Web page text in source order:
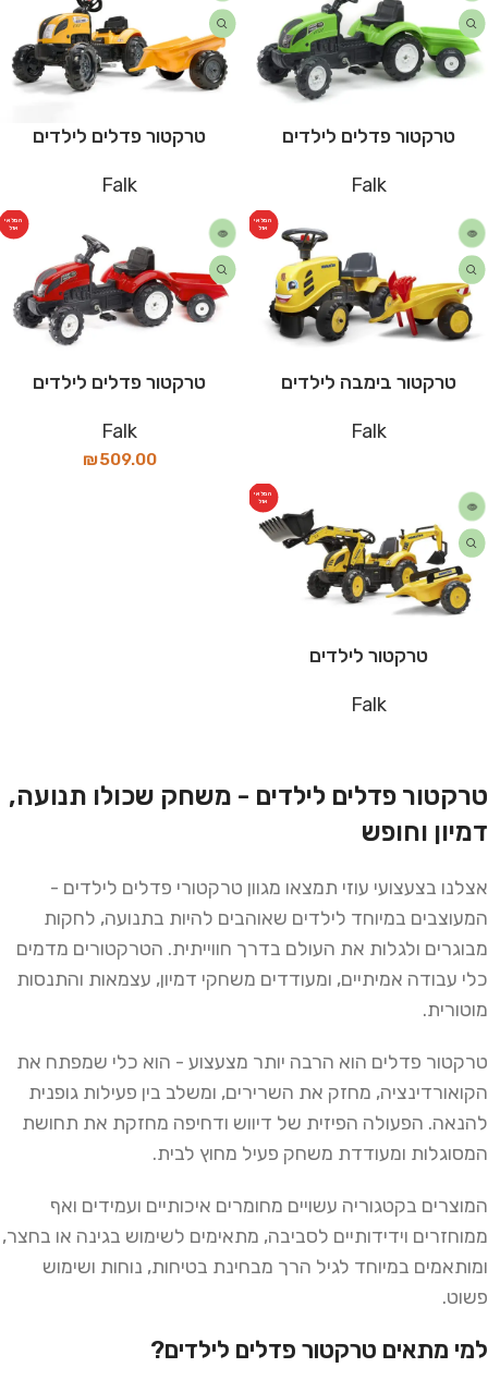
טרקטור פדלים לילדים
Falk
טרקטור פדלים לילדים
Falk
המלאי
אזל
טרקטור בימבה לילדים
Falk
המלאי
אזל
טרקטור פדלים לילדים
Falk
₪509.00
המלאי
אזל
טרקטור לילדים
Falk
טרקטור פדלים לילדים - משחק שכולו תנועה,
דמיון וחופש
אצלנו בצעצועי עוזי תמצאו מגוון טרקטורי פדלים לילדים -
המעוצבים במיוחד לילדים שאוהבים להיות בתנועה, לחקות
מבוגרים ולגלות את העולם בדרך חווייתית. הטרקטורים מדמים
כלי עבודה אמיתיים, ומעודדים משחקי דמיון, עצמאות והתנסות
מוטורית.
טרקטור פדלים הוא הרבה יותר מצעצוע - הוא כלי שמפתח את
הקואורדינציה, מחזק את השרירים, ומשלב בין פעילות גופנית
להנאה. הפעולה הפיזית של דיווש ודחיפה מחזקת את תחושת
המסוגלות ומעודדת משחק פעיל מחוץ לבית.
המוצרים בקטגוריה עשויים מחומרים איכותיים ועמידים ואף
ממוחזרים וידידותיים לסביבה, מתאימים לשימוש בגינה או בחצר,
ומותאמים במיוחד לגיל הרך מבחינת בטיחות, נוחות ושימוש
פשוט.
למי מתאים טרקטור פדלים לילדים?